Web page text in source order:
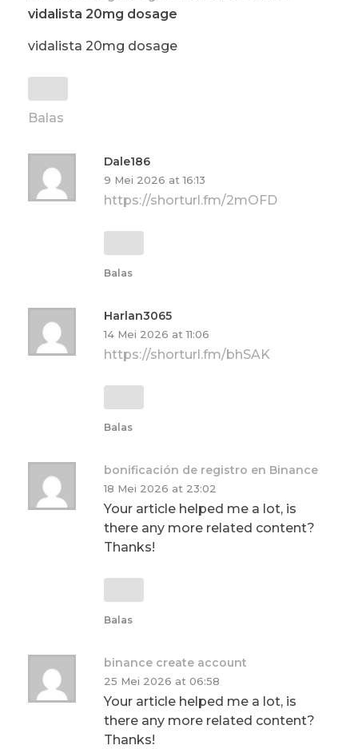
vidalista 20mg dosage
vidalista 20mg dosage
Balas
Dale186
9 Mei 2026 at 16:13
https://shorturl.fm/2mOFD
Balas
Harlan3065
14 Mei 2026 at 11:06
https://shorturl.fm/bhSAK
Balas
bonificación de registro en Binance
18 Mei 2026 at 23:02
Your article helped me a lot, is
there any more related content?
Thanks!
Balas
binance create account
25 Mei 2026 at 06:58
Your article helped me a lot, is
there any more related content?
Thanks!